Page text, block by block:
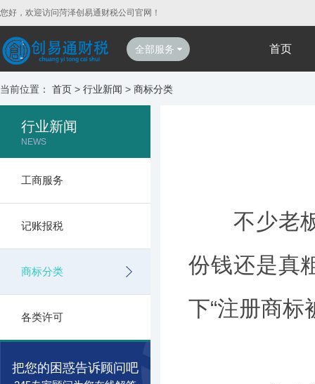
您好，欢迎访问菏泽创易通财税公司官网！
全部服务 首页
当前位置： 首页 > 行业新闻 > 商标分类
行业新闻
NEWS
工商服务
记账报税
商标分类
各类许可
把您的困惑告诉顾问吧
不少老板
份钱还是真
下“注册商标